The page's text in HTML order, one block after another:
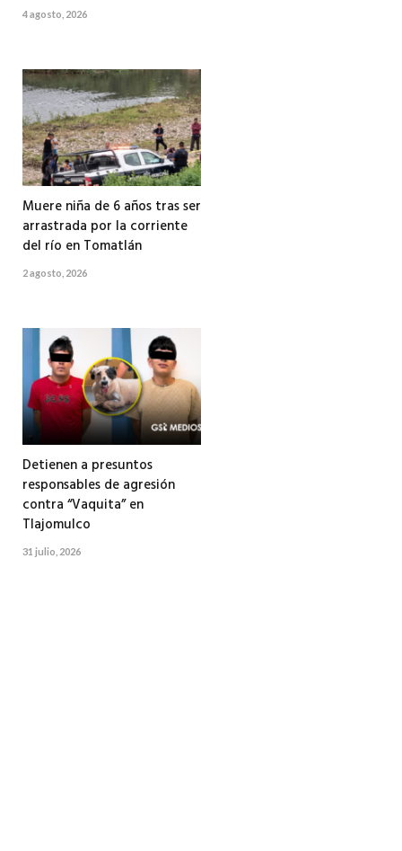
4 agosto, 2026
Muere niña de 6 años tras ser
arrastrada por la corriente
del río en Tomatlán
2 agosto, 2026
Detienen a presuntos
responsables de agresión
contra “Vaquita” en
Tlajomulco
31 julio, 2026